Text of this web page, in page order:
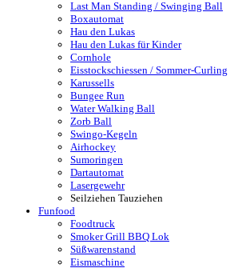
Last Man Standing / Swinging Ball
Boxautomat
Hau den Lukas
Hau den Lukas für Kinder
Cornhole
Eisstockschiessen / Sommer-Curling
Karussells
Bungee Run
Water Walking Ball
Zorb Ball
Swingo-Kegeln
Airhockey
Sumoringen
Dartautomat
Lasergewehr
Seilziehen Tauziehen
Funfood
Foodtruck
Smoker Grill BBQ Lok
Süßwarenstand
Eismaschine